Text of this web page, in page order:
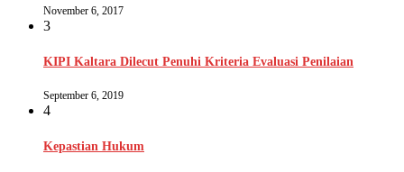
November 6, 2017
3
KIPI Kaltara Dilecut Penuhi Kriteria Evaluasi Penilaian
September 6, 2019
4
Kepastian Hukum